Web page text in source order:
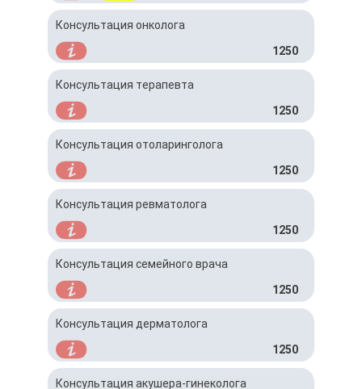
Консультация онколога
1250
Консультация терапевта
1250
Консультация отоларинголога
1250
Консультация ревматолога
1250
Консультация семейного врача
1250
Консультация дерматолога
1250
Консультация акушера-гинеколога